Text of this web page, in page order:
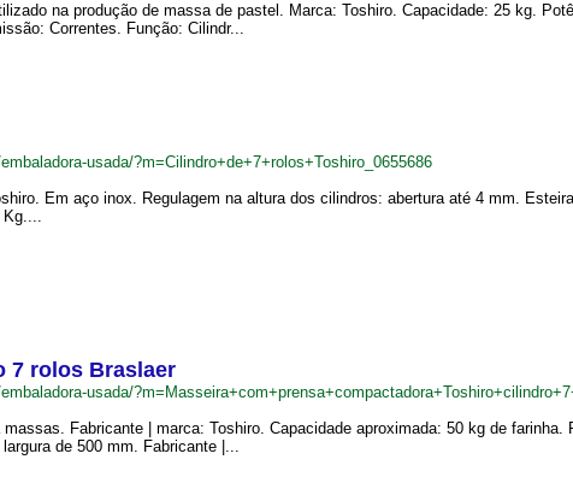
na produção de massa de pastel. Marca: Toshiro. Capacidade: 25 kg.
Correntes. Função: Cilindr...
usada/?m=Cilindro+de+7+rolos+Toshiro_0655686
Em aço inox. Regulagem na altura dos cilindros: abertura até 4 mm.
Kg....
7 rolos Braslaer
usada/
Fabricante | marca: Toshiro. Capacidade aproximada: 50 kg de
de 500 mm. Fabricante |...